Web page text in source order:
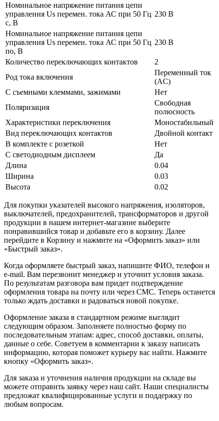
Номинальное напряжение питания цепи
управления Us перемен. тока АС при 50 Гц
с, В
230 В
Номинальное напряжение питания цепи
управления Us перемен. тока АС при 50 Гц
по, В
230 В
Количество переключающих контактов
2
Род тока включения
Переменный ток
(AC)
С съемными клеммами, зажимами
Нет
Поляризация
Свободная
полюсность
Характеристики переключения
Моностабильный
Вид переключающих контактов
Двойной контакт
В комплекте с розеткой
Нет
С светодиодным дисплеем
Да
Длина
0.04
Ширина
0.03
Высота
0.02
Для покупки указателей высокого напряжения, изоляторов,
выключателей, предохранителей, трансформаторов и другой
продукции в нашем интернет-магазине выберите
понравившийся товар и добавьте его в корзину. Далее
перейдите в Корзину и нажмите на «Оформить заказ» или
«Быстрый заказ».
Когда оформляете быстрый заказ, напишите ФИО, телефон и
e-mail. Вам перезвонит менеджер и уточнит условия заказа.
По результатам разговора вам придет подтверждение
оформления товара на почту или через СМС. Теперь останется
только ждать доставки и радоваться новой покупке.
Оформление заказа в стандартном режиме выглядит
следующим образом. Заполняете полностью форму по
последовательным этапам: адрес, способ доставки, оплаты,
данные о себе. Советуем в комментарии к заказу написать
информацию, которая поможет курьеру вас найти. Нажмите
кнопку «Оформить заказ».
Для заказа и уточнения наличия продукции на складе вы
можете отправить заявку через наш сайт. Наши специалисты
предложат квалифицированные услуги и поддержку по
любым вопросам.